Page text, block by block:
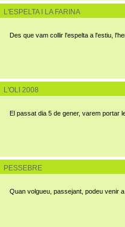
L'ESPELTA I LA FARINA
Des que vam collir l'espelta a l'estiu,
L'OLI 2008
El passat dia 5 de gener, varem portar
PESSEBRE
Quan volgueu, passejant, podeu venir